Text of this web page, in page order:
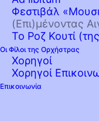
Φεστιβάλ
(Επι)μένοντας
Το Ροζ Κουτί
Οι Φίλοι της Ορχήστρας
Χορηγοί
Χορηγοί
Επικοινωνία